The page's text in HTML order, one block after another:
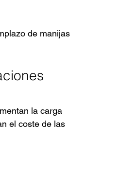
de manijas
la carga
el coste de las